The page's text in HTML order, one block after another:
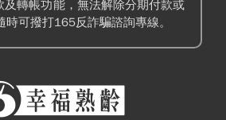
及轉帳功能，無法解除分期付款或
可撥打165反詐騙諮詢專線。